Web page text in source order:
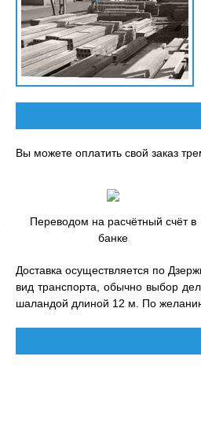
Вы можете оплатить свой заказ
Переводом на расчётный счёт в
банке
Доставка осуществляется по
вид транспорта, обычно выбор
шаландой длиной 12 м. По